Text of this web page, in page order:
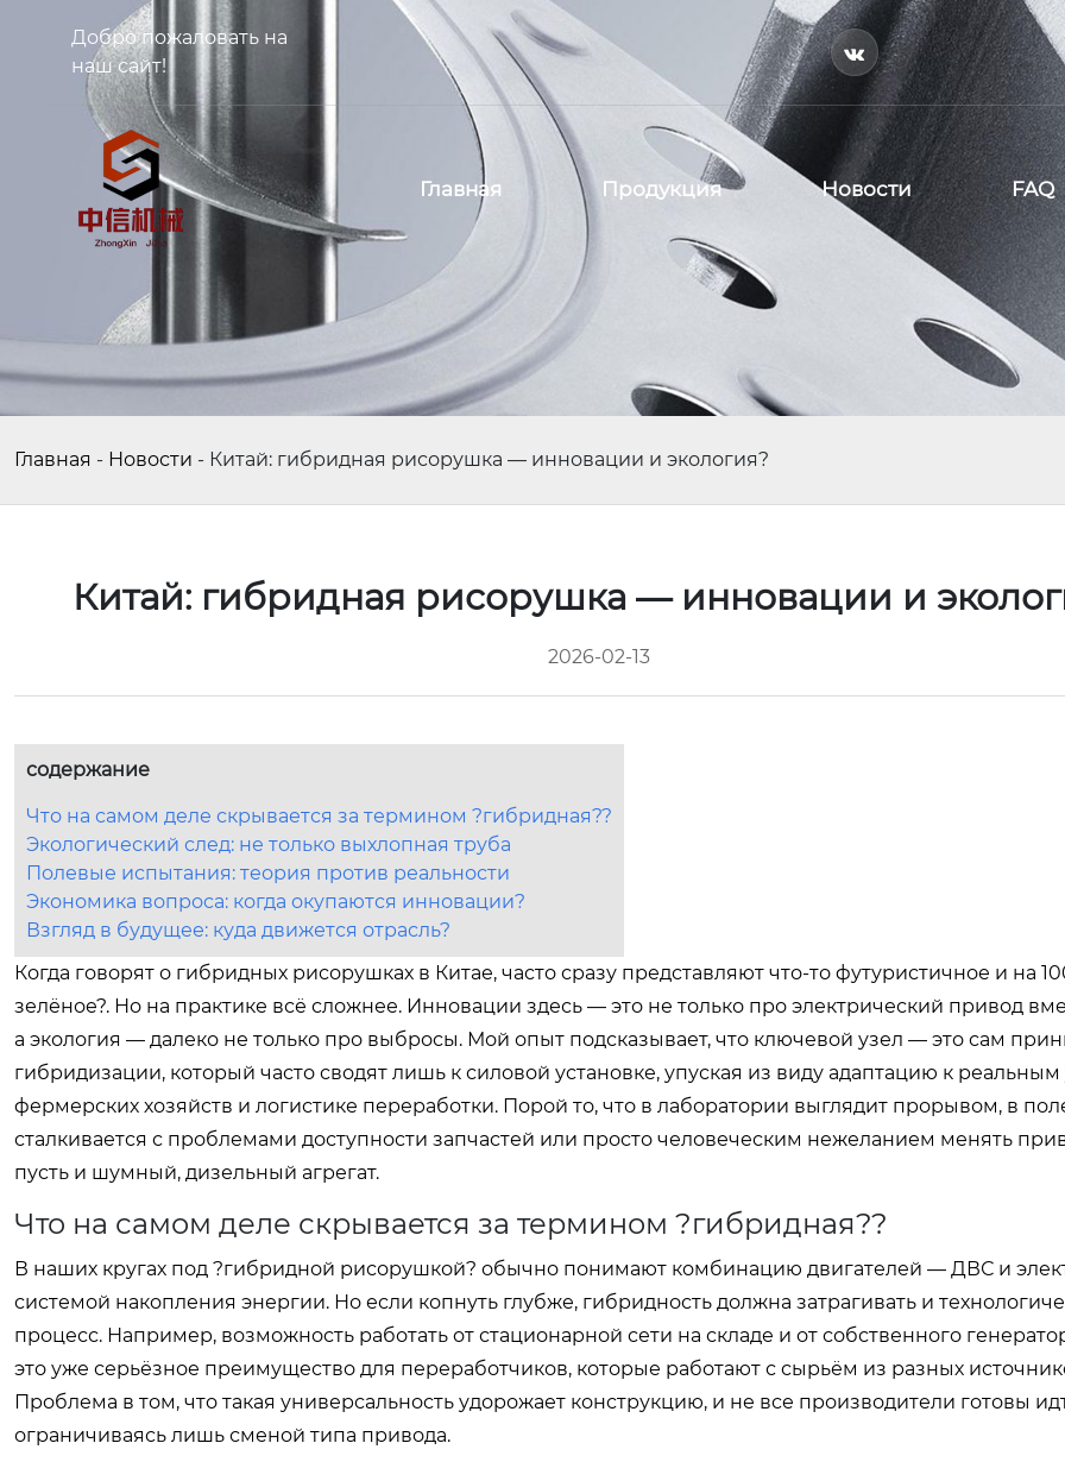
Добро пожаловать на
наш сайт!

Главная Продукция Новости FAQ
Главная - Новости - Китай: гибридная рисорушка — инновации и экология?
Китай: гибридная рисорушка — инновации и
2026-02-13
содержание
Что на самом деле скрывается за термином ?гибридная??
Экологический след: не только выхлопная труба
Полевые испытания: теория против реальности
Экономика вопроса: когда окупаются инновации?
Взгляд в будущее: куда движется отрасль?
Когда говорят о гибридных рисорушках в Китае, часто сразу представляют что-то футуристичное и на
зелёное?. Но на практике всё сложнее. Инновации здесь — это не только про электрический привод
а экология — далеко не только про выбросы. Мой опыт подсказывает, что ключевой узел — это сам
гибридизации, который часто сводят лишь к силовой установке, упуская из виду адаптацию к
фермерских хозяйств и логистике переработки. Порой то, что в лаборатории выглядит прорывом, в
сталкивается с проблемами доступности запчастей или просто человеческим нежеланием менять
пусть и шумный, дизельный агрегат.
Что на самом деле скрывается за термином ?гибридная??
В наших кругах под ?гибридной рисорушкой? обычно понимают комбинацию двигателей — ДВС и
системой накопления энергии. Но если копнуть глубже, гибридность должна затрагивать и
процесс. Например, возможность работать от стационарной сети на складе и от собственного
это уже серьёзное преимущество для переработчиков, которые работают с сырьём из разных
Проблема в том, что такая универсальность удорожает конструкцию, и не все производители готовы
ограничиваясь лишь сменой типа привода.